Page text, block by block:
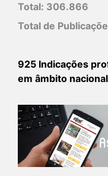
Total: 306.866
Total de
925 Indicações
em âmbito nacional